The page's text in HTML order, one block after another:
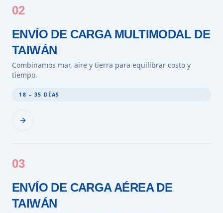
02
ENVÍO DE CARGA MULTIMODAL DE
TAIWÁN
Combinamos mar, aire y tierra para equilibrar costo y
tiempo.
18 – 35 DÍAS
03
ENVÍO DE CARGA AÉREA DE
TAIWÁN